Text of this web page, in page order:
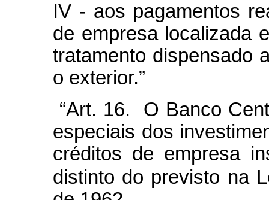
IV - aos pagamentos
de empresa localizada
tratamento dispensado
o exterior.”
“Art. 16. O Banco
especiais dos
créditos de empresa
distinto do previsto na